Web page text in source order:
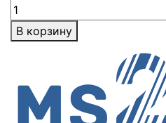
В корзину